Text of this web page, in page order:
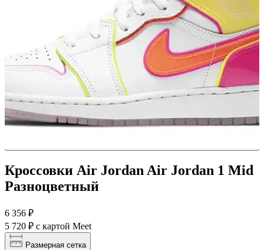
Кроссовки Air Jordan Air Jordan 1 Mid
Разноцветный
6 356 ₽
5 720 ₽ с картой Meet
Размерная сетка